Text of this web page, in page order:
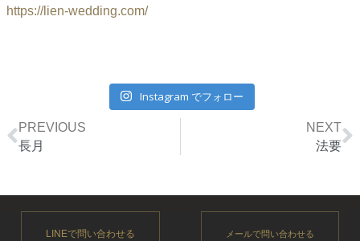
https://lien-wedding.com/
Instagram でフォロー
Prev
PREVIOUS
長月
NEXT
法要
LINEで問い合わせる メールで問い合わせる